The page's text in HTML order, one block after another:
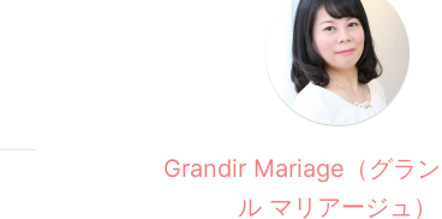
Grandir Mariage（グラ
ル マリアージュ）